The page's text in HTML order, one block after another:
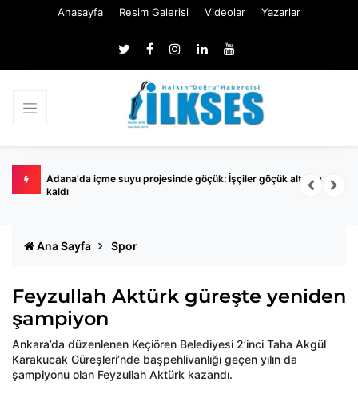
Anasayfa Resim Galerisi Videolar Yazarlar
Adana'da içme suyu projesinde göçük: İşçiler göçük altında
kaldı
Ana Sayfa Spor
Feyzullah Aktürk güreşte yeniden
şampiyon
Ankara’da düzenlenen Keçiören Belediyesi 2’inci Taha Akgül
Karakucak Güreşleri’nde başpehlivanlığı geçen yılın da
şampiyonu olan Feyzullah Aktürk kazandı.